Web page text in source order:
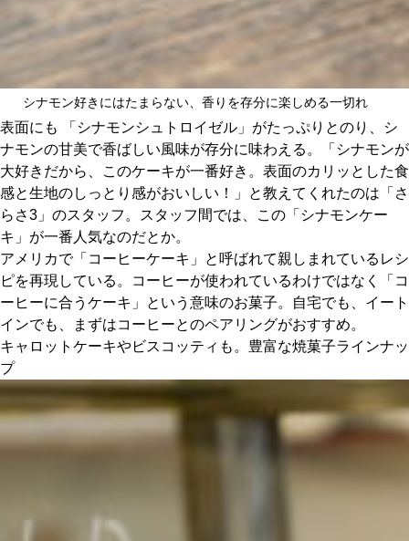
シナモン好きにはたまらない、香りを存分に楽しめる一切れ
表面にも 「シナモンシュトロイゼル」がたっぷりとのり、シ
ナモンの甘美で香ばしい風味が存分に味わえる。「シナモンが
大好きだから、このケーキが一番好き。表面のカリッとした食
感と生地のしっとり感がおいしい！」と教えてくれたのは「さ
らさ3」のスタッフ。スタッフ間では、この「シナモンケー
キ」が一番人気なのだとか。
アメリカで「コーヒーケーキ」と呼ばれて親しまれているレシ
ピを再現している。コーヒーが使われているわけではなく「コ
ーヒーに合うケーキ」という意味のお菓子。自宅でも、イート
インでも、まずはコーヒーとのペアリングがおすすめ。
キャロットケーキやビスコッティも。豊富な焼菓子ラインナッ
プ